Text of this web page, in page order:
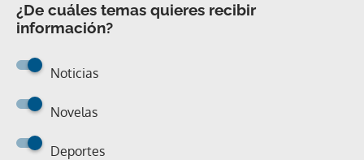
¿De cuáles temas quieres recibir
información?
Noticias
Novelas
Deportes